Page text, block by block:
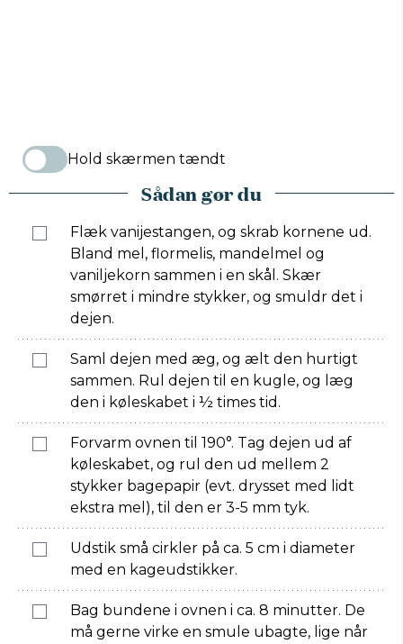
Hold skærmen tændt
Sådan gør du
Flæk vanijestangen, og skrab kornene ud.
Bland mel, flormelis, mandelmel og
vaniljekorn sammen i en skål. Skær
smørret i mindre stykker, og smuldr det i
dejen.
Saml dejen med æg, og ælt den hurtigt
sammen. Rul dejen til en kugle, og læg
den i køleskabet i ½ times tid.
Forvarm ovnen til 190°. Tag dejen ud af
køleskabet, og rul den ud mellem 2
stykker bagepapir (evt. drysset med lidt
ekstra mel), til den er 3-5 mm tyk.
Udstik små cirkler på ca. 5 cm i diameter
med en kageudstikker.
Bag bundene i ovnen i ca. 8 minutter. De
må gerne virke en smule ubagte, lige når